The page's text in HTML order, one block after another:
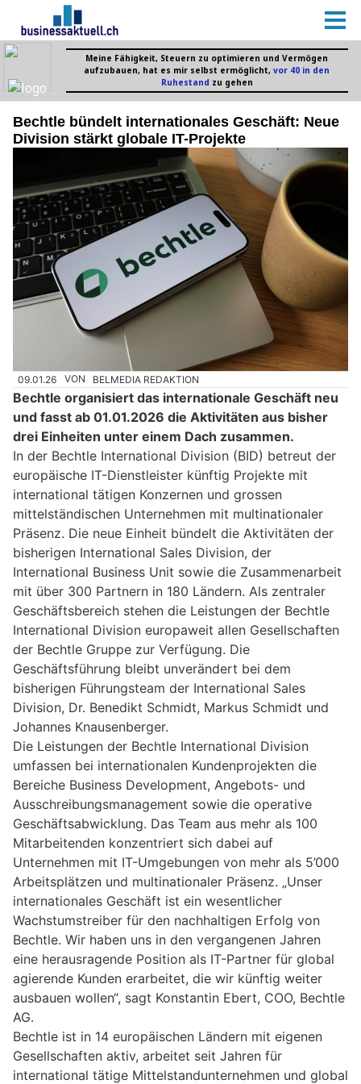
Bechtle bündelt internationales Geschäft: Neue
Division stärkt globale IT-Projekte
09.01.26 VON BELMEDIA REDAKTION
Bechtle organisiert das internationale Geschäft neu
und fasst ab 01.01.2026 die Aktivitäten aus bisher
drei Einheiten unter einem Dach zusammen.
In der Bechtle International Division (BID) betreut der
europäische IT-Dienstleister künftig Projekte mit
international tätigen Konzernen und grossen
mittelständischen Unternehmen mit multinationaler
Präsenz. Die neue Einheit bündelt die Aktivitäten der
bisherigen International Sales Division, der
International Business Unit sowie die Zusammenarbeit
mit über 300 Partnern in 180 Ländern. Als zentraler
Geschäftsbereich stehen die Leistungen der Bechtle
International Division europaweit allen Gesellschaften
der Bechtle Gruppe zur Verfügung. Die
Geschäftsführung bleibt unverändert bei dem
bisherigen Führungsteam der International Sales
Division, Dr. Benedikt Schmidt, Markus Schmidt und
Johannes Knausenberger.
Die Leistungen der Bechtle International Division
umfassen bei internationalen Kundenprojekten die
Bereiche Business Development, Angebots- und
Ausschreibungsmanagement sowie die operative
Geschäftsabwicklung. Das Team aus mehr als 100
Mitarbeitenden konzentriert sich dabei auf
Unternehmen mit IT-Umgebungen von mehr als 5’000
Arbeitsplätzen und multinationaler Präsenz. „Unser
internationales Geschäft ist ein wesentlicher
Wachstumstreiber für den nachhaltigen Erfolg von
Bechtle. Wir haben uns in den vergangenen Jahren
eine herausragende Position als IT-Partner für global
agierende Kunden erarbeitet, die wir künftig weiter
ausbauen wollen“, sagt Konstantin Ebert, COO, Bechtle
AG.
Bechtle ist in 14 europäischen Ländern mit eigenen
Gesellschaften aktiv, arbeitet seit Jahren für
international tätige Mittelstandunternehmen und global